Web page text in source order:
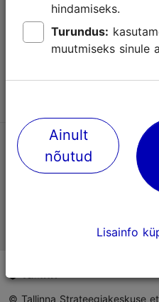
Kasutajatingimused
Võta meiega ühendust
TripAdvisori® hinnangud ja
© Tallinna Strateegiakeskuse
hindamiseks.
Turundus:
muutmiseks sinule
Ainult
nõutud
Lisainfo